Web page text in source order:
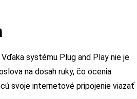
systému Plug and Play nie je
na dosah ruky, čo ocenia
svoje internetové pripojenie viazať